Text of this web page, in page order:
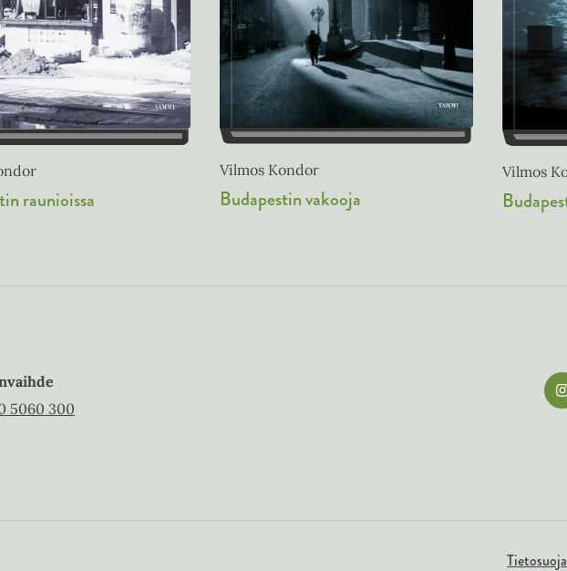
raunioissa
Vilmos Kondor
Budapestin vakooja
Vilmos
5060 300